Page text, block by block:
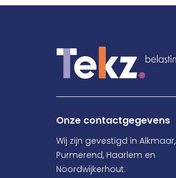
Onze contactgegevens
Wij zijn gevestigd in Alkmaar,
Purmerend, Haarlem en
Noordwijkerhout.